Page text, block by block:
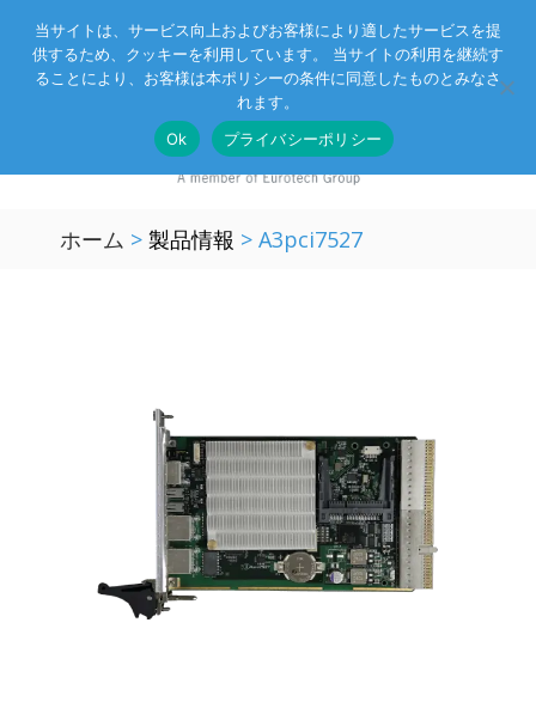
Eurotechグループ お客様サポート お問い合わせ
ホーム > 製品情報 > A3pci7527
当サイトは、サービス向上およびお客様により適したサービスを提
供するため、クッキーを利用しています。 当サイトの利用を継続す
ることにより、お客様は本ポリシーの条件に同意したものとみなさ
れます。
Ok
プライバシーポリシー